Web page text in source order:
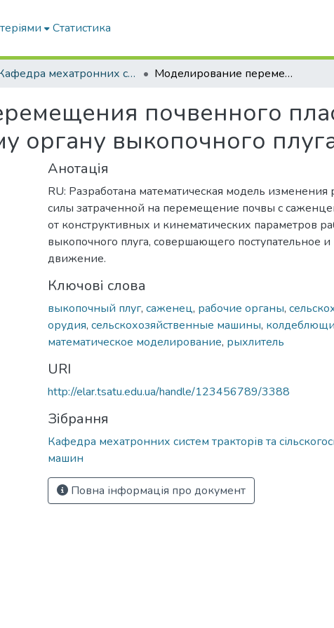
Статистика
Кафедра мехатронних систем тракторів та сільскогосподарських машин Моделирование перемещения почвенного пласта с саженцем по активному рабочему органу выкопочного плуга
почвенного
органу выкопочного
Анотація
RU: Разработана математическая модель
силы затраченной на перемещение почвы с
от конструктивных и кинематических параметров
выкопочного плуга, совершающего поступательное и
движение.
Ключові слова
выкопочный плуг, саженец, рабочие органы,
орудия, сельскохозяйственные машины,
математическое моделирование, рыхлитель
URI
http://elar.tsatu.edu.ua/handle/123456789/3388
Зібрання
Кафедра мехатронних систем тракторів та
машин
Повна інформація про документ